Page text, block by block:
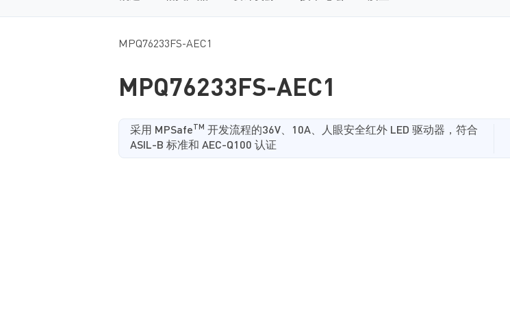
MPQ76233FS-AEC1
MPQ76233FS-AEC1
采用 MPSafe TM 开发流程的36V、10A、人眼安全红外 LED 驱动器，符合
ASIL-B 标准和 AEC-Q100 认证